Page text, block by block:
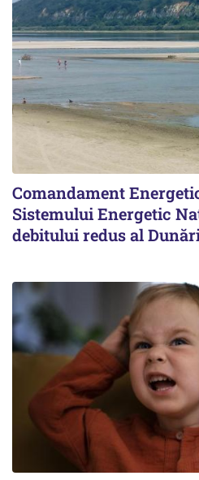
Comandament
Sistemului Energetic
debitului redus al